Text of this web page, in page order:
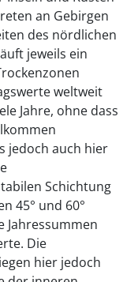
an Gebirgen
des nördlichen
jeweils ein
weltweit
Jahre, ohne dass
jedoch auch hier
Schichtung
45° und 60°
Die
hier jedoch